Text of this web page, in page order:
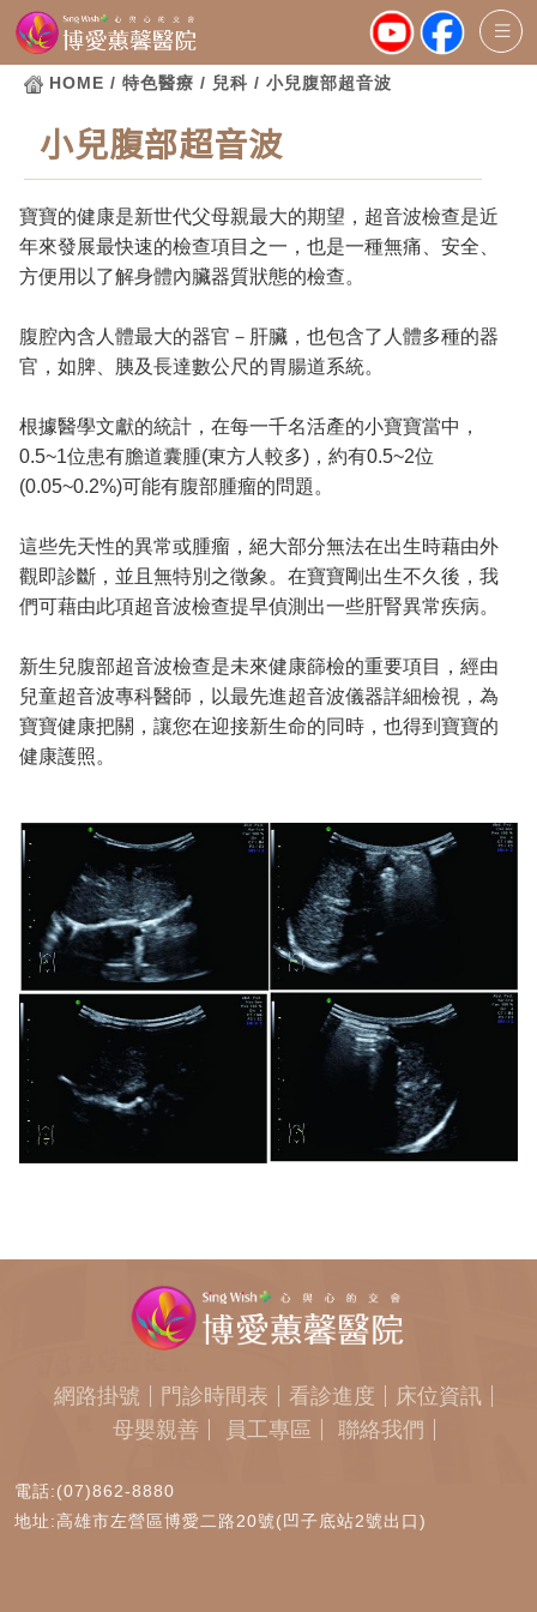
HOME / 特色醫療 / 兒科 / 小兒腹部超音波
小兒腹部超音波
寶寶的健康是新世代父母親最大的期望，超音波檢查是近
年來發展最快速的檢查項目之一，也是一種無痛、安全、
方便用以了解身體內臟器質狀態的檢查。
腹腔內含人體最大的器官－肝臟，也包含了人體多種的器
官，如脾、胰及長達數公尺的胃腸道系統。
根據醫學文獻的統計，在每一千名活產的小寶寶當中，
0.5~1位患有膽道囊腫(東方人較多)，約有0.5~2位
(0.05~0.2%)可能有腹部腫瘤的問題。
這些先天性的異常或腫瘤，絕大部分無法在出生時藉由外
觀即診斷，並且無特別之徵象。在寶寶剛出生不久後，我
們可藉由此項超音波檢查提早偵測出一些肝腎異常疾病。
新生兒腹部超音波檢查是未來健康篩檢的重要項目，經由
兒童超音波專科醫師，以最先進超音波儀器詳細檢視，為
寶寶健康把關，讓您在迎接新生命的同時，也得到寶寶的
健康護照。
網路掛號 門診時間表 看診進度
床位資訊
母嬰親善
員工專區 聯絡我們
電話:(07)862-8880
地址:高雄市左營區博愛二路20號(凹子底站2號出口)